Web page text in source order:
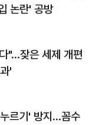
논란' 공방
"…잦은 세제 개편
'
르기' 방지…꼼수